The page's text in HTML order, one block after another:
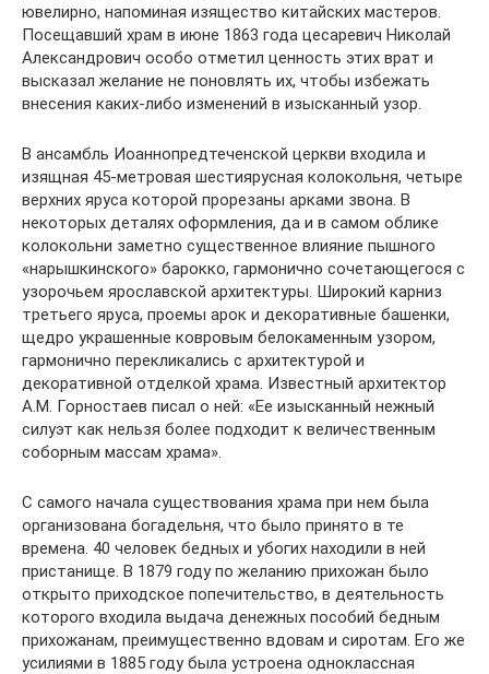
ювелирно, напоминая изящество китайских мастеров.
Посещавший храм в июне 1863 года цесаревич Николай
Александрович особо отметил ценность этих врат и
высказал желание не поновлять их, чтобы избежать
внесения каких-либо изменений в изысканный узор.
В ансамбль Иоаннопредтеченской церкви входила и
изящная 45-метровая шестиярусная колокольня, четыре
верхних яруса которой прорезаны арками звона. В
некоторых деталях оформления, да и в самом облике
колокольни заметно существенное влияние пышного
«нарышкинского» барокко, гармонично сочетающегося с
узорочьем ярославской архитектуры. Широкий карниз
третьего яруса, проемы арок и декоративные башенки,
щедро украшенные ковровым белокаменным узором,
гармонично перекликались с архитектурой и
декоративной отделкой храма. Известный архитектор
А.М. Горностаев писал о ней: «Ее изысканный нежный
силуэт как нельзя более подходит к величественным
соборным массам храма».
С самого начала существования храма при нем была
организована богадельня, что было принято в те
времена. 40 человек бедных и убогих находили в ней
пристанище. В 1879 году по желанию прихожан было
открыто приходское попечительство, в деятельность
которого входила выдача денежных пособий бедным
прихожанам, преимущественно вдовам и сиротам. Его же
усилиями в 1885 году была устроена одноклассная